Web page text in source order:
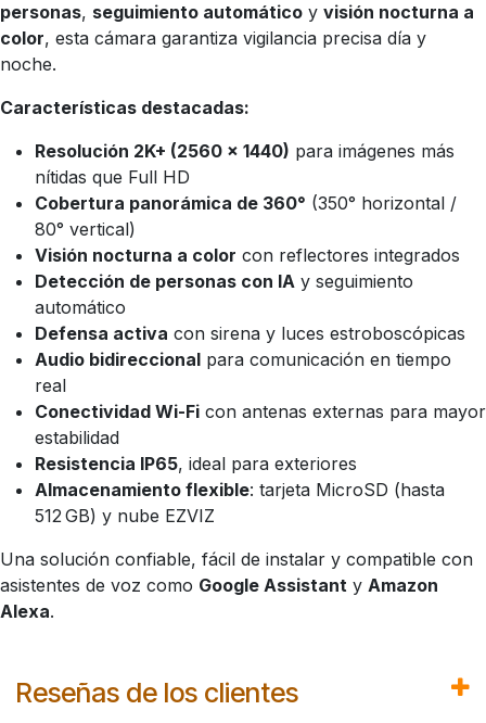
personas, seguimiento automático y visión nocturna a
color, esta cámara garantiza vigilancia precisa día y
noche.
Características destacadas:
Resolución 2K+ (2560 × 1440) para imágenes más
nítidas que Full HD
Cobertura panorámica de 360° (350° horizontal /
80° vertical)
Visión nocturna a color con reflectores integrados
Detección de personas con IA y seguimiento
automático
Defensa activa con sirena y luces estroboscópicas
Audio bidireccional para comunicación en tiempo
real
Conectividad Wi-Fi con antenas externas para mayor
estabilidad
Resistencia IP65, ideal para exteriores
Almacenamiento flexible: tarjeta MicroSD (hasta
512 GB) y nube EZVIZ
Una solución confiable, fácil de instalar y compatible con
asistentes de voz como Google Assistant y Amazon
Alexa.
Reseñas de los clientes